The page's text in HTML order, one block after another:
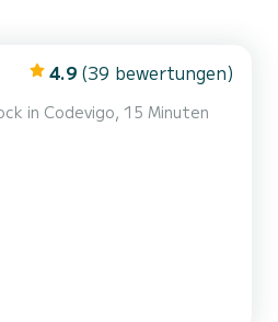
4.9 (39 bewertungen)
in Codevigo, 15 Minuten